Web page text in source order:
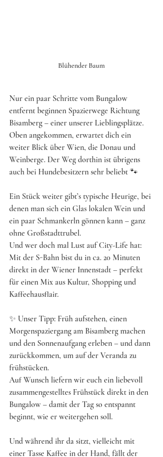
Blühender Baum
Nur ein paar Schritte vom Bungalow
entfernt beginnen Spazierwege Richtung
Bisamberg – einer unserer Lieblingsplätze.
Oben angekommen, erwartet dich ein
weiter Blick über Wien, die Donau und
Weinberge. Der Weg dorthin ist übrigens
auch bei Hundebesitzern sehr beliebt 🐾
Ein Stück weiter gibt’s typische Heurige, bei
denen man sich ein Glas lokalen Wein und
ein paar Schmankerln gönnen kann – ganz
ohne Großstadttrubel.
Und wer doch mal Lust auf City-Life hat:
Mit der S-Bahn bist du in ca. 20 Minuten
direkt in der Wiener Innenstadt – perfekt
für einen Mix aus Kultur, Shopping und
Kaffeehausflair.
✨ Unser Tipp: Früh aufstehen, einen
Morgenspaziergang am Bisamberg machen
und den Sonnenaufgang erleben – und dann
zurückkommen, um auf der Veranda zu
frühstücken.
Auf Wunsch liefern wir euch ein liebevoll
zusammengestelltes Frühstück direkt in den
Bungalow – damit der Tag so entspannt
beginnt, wie er weitergehen soll.
Und während ihr da sitzt, vielleicht mit
einer Tasse Kaffee in der Hand, fällt der